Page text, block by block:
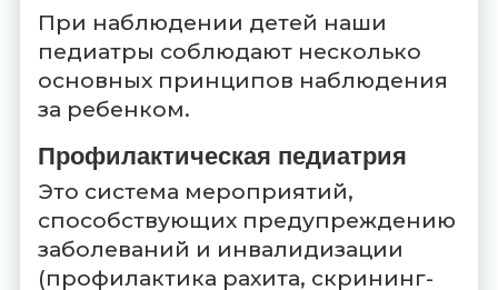
При наблюдении детей наши
педиатры соблюдают несколько
основных принципов наблюдения
за ребенком.
Профилактическая педиатрия
Это система мероприятий,
способствующих предупреждению
заболеваний и инвалидизации
(профилактика рахита, скрининг-